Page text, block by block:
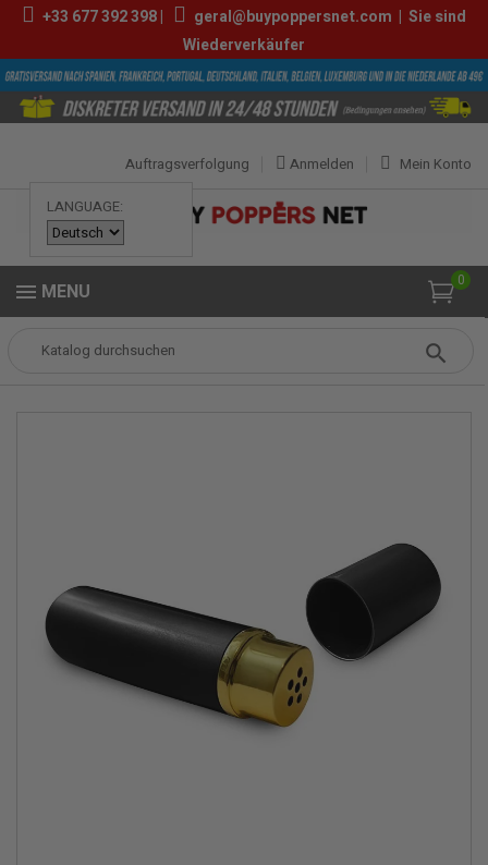
+33 677 392 398| geral@buypoppersnet.com | Sie sind
Wiederverkäufer
LANGUAGE:
Mein Konto
Anmelden
Auftragsverfolgung
0
MENU
POPPERS